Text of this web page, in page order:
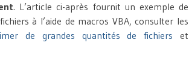
. L’article ci-après fournit un exemple de
à l’aide de macros VBA, consulter les
de grandes quantités de fichiers et